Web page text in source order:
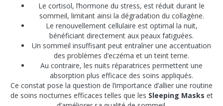
Le cortisol, l’hormone du stress, est réduit durant le
sommeil, limitant ainsi la dégradation du collagène.
Le renouvellement cellulaire est optimal la nuit,
bénéficiant directement aux peaux fatiguées.
Un sommeil insuffisant peut entraîner une accentuation
des problèmes d’eczéma et un teint terne.
Au contraire, les nuits réparatrices permettent une
absorption plus efficace des soins appliqués.
Ce constat pose la question de l’importance d’allier une routine
de soins nocturnes efficaces telles que les Sleeping Masks et